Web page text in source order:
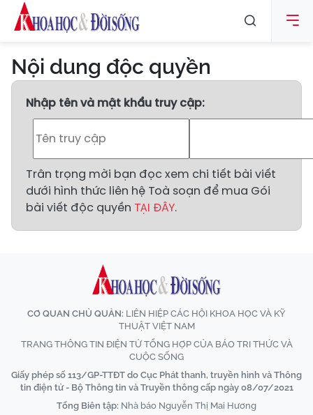
Nội dung độc quyền
Nhập tên và mật khẩu truy cập:
Trân trọng mời bạn đọc xem chi tiết bài viết
dưới hình thức liên hệ Toà soạn để mua Gói
bài viết độc quyền TẠI ĐÂY.
CƠ QUAN CHỦ QUẢN: LIÊN HIỆP CÁC HỘI KHOA HỌC VÀ KỸ
THUẬT VIỆT NAM
TRANG THÔNG TIN ĐIỆN TỬ TỔNG HỢP CỦA BÁO TRI THỨC VÀ
CUỘC SỐNG
Giấy phép số 113/GP-TTĐT do Cục Phát thanh, truyền hình và Thông
tin điện tử - Bộ Thông tin và Truyền thông cấp ngày 08/07/2021
Tổng Biên tập: Nhà báo Nguyễn Thị Mai Hương